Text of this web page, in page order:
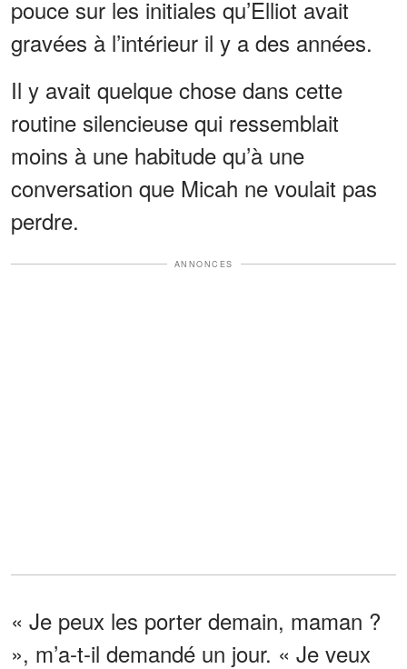
pouce sur les initiales qu’Elliot avait
gravées à l’intérieur il y a des années.
Il y avait quelque chose dans cette
routine silencieuse qui ressemblait
moins à une habitude qu’à une
conversation que Micah ne voulait pas
perdre.
ANNONCES
« Je peux les porter demain, maman ?
», m’a-t-il demandé un jour. « Je veux